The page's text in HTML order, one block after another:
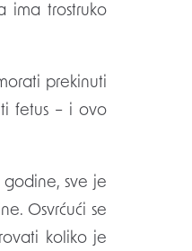
ima trostruko
prekinuti
fetus – i ovo
godine, sve je
Osvrćući se
koliko je